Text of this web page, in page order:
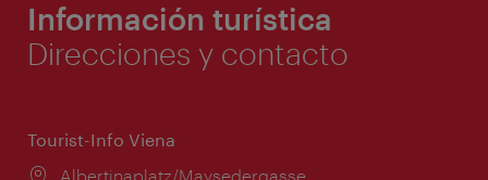
Información turística
Direcciones y contacto
Tourist-Info Viena
Lugar:
Albertinaplatz/Maysedergasse